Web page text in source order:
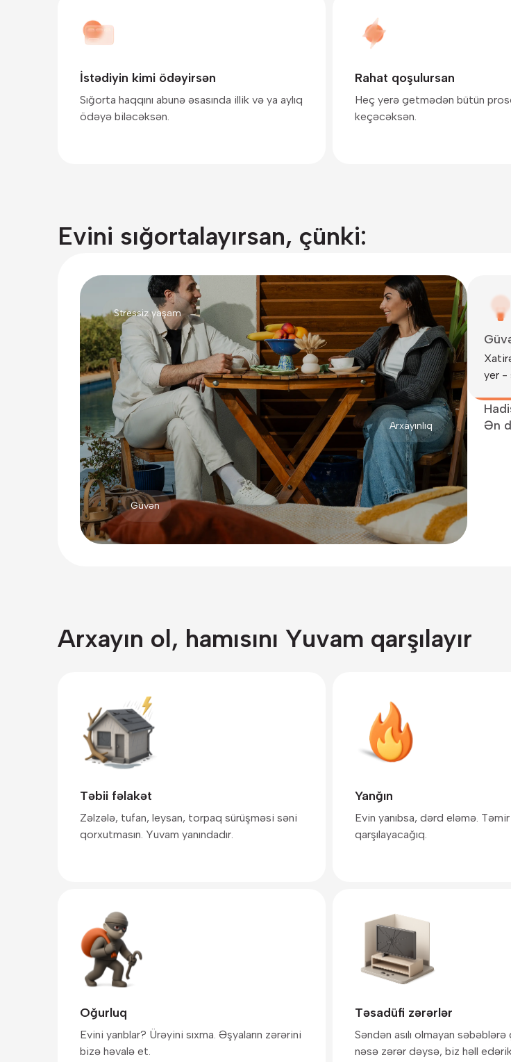
İstədiyin kimi ödəyirsən
Sığorta haqqını abunə əsasında illik və ya aylıq
ödəyə biləcəksən.
Rahat qoşulursan
Heç yerə getmədən bütün
keçəcəksən.
Evini sığortalayırsan, çünki:
Stressiz yaşam
Arxayınlıq
Güvən
yer -
Ən
Arxayın ol, hamısını Yuvam qarşılayır
Təbii fəlakət
Zəlzələ, tufan, leysan, torpaq sürüşməsi səni
qorxutmasın. Yuvam yanındadır.
Yanğın
Evin yanıbsa, dərd eləmə.
qarşılayacağıq.
Oğurluq
Evini yarıblar? Ürəyini sıxma. Əşyaların zərərini
bizə həvalə et.
Təsadüfi zərərlər
Səndən asılı olmayan
nəsə zərər dəysə, biz həll